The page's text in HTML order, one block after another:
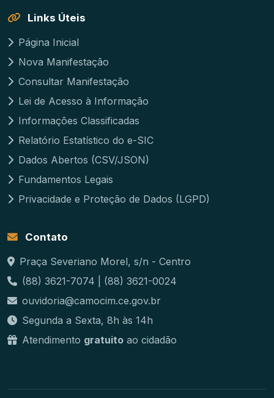
Links Úteis
Página Inicial
Nova Manifestação
Consultar Manifestação
Lei de Acesso à Informação
Informações Classificadas
Relatório Estatístico do e-SIC
Dados Abertos (CSV/JSON)
Fundamentos Legais
Privacidade e Proteção de Dados (LGPD)
Contato
Praça Severiano Morel, s/n - Centro
(88) 3621-7074 | (88) 3621-0024
ouvidoria@camocim.ce.gov.br
Segunda a Sexta, 8h às 14h
Atendimento gratuito ao cidadão